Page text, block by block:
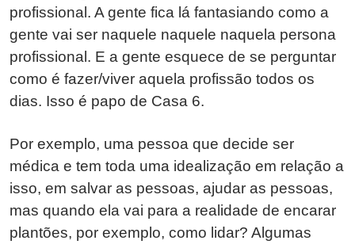
profissional. A gente fica lá fantasiando como a
gente vai ser naquele naquele naquela persona
profissional. E a gente esquece de se perguntar
como é fazer/viver aquela profissão todos os
dias. Isso é papo de Casa 6.
Por exemplo, uma pessoa que decide ser
médica e tem toda uma idealização em relação a
isso, em salvar as pessoas, ajudar as pessoas,
mas quando ela vai para a realidade de encarar
plantões, por exemplo, como lidar? Algumas